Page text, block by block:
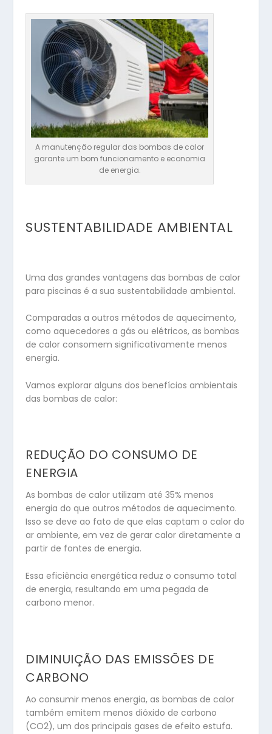
A manutenção regular das bombas de calor
garante um bom funcionamento e economia
de energia.
SUSTENTABILIDADE AMBIENTAL
Uma das grandes vantagens das bombas de calor
para piscinas é a sua sustentabilidade ambiental.
Comparadas a outros métodos de aquecimento,
como aquecedores a gás ou elétricos, as bombas
de calor consomem significativamente menos
energia.
Vamos explorar alguns dos benefícios ambientais
das bombas de calor:
REDUÇÃO DO CONSUMO DE
ENERGIA
As bombas de calor utilizam até 35% menos
energia do que outros métodos de aquecimento.
Isso se deve ao fato de que elas captam o calor do
ar ambiente, em vez de gerar calor diretamente a
partir de fontes de energia.
Essa eficiência energética reduz o consumo total
de energia, resultando em uma pegada de
carbono menor.
DIMINUIÇÃO DAS EMISSÕES DE
CARBONO
Ao consumir menos energia, as bombas de calor
também emitem menos dióxido de carbono
(CO2), um dos principais gases de efeito estufa.